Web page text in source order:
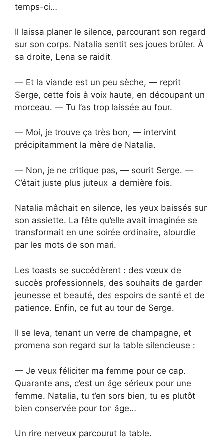
temps-ci…
Il laissa planer le silence, parcourant son regard
sur son corps. Natalia sentit ses joues brûler. À
sa droite, Lena se raidit.
— Et la viande est un peu sèche, — reprit
Serge, cette fois à voix haute, en découpant un
morceau. — Tu l’as trop laissée au four.
— Moi, je trouve ça très bon, — intervint
précipitamment la mère de Natalia.
— Non, je ne critique pas, — sourit Serge. —
C’était juste plus juteux la dernière fois.
Natalia mâchait en silence, les yeux baissés sur
son assiette. La fête qu’elle avait imaginée se
transformait en une soirée ordinaire, alourdie
par les mots de son mari.
Les toasts se succédèrent : des vœux de
succès professionnels, des souhaits de garder
jeunesse et beauté, des espoirs de santé et de
patience. Enfin, ce fut au tour de Serge.
Il se leva, tenant un verre de champagne, et
promena son regard sur la table silencieuse :
— Je veux féliciter ma femme pour ce cap.
Quarante ans, c’est un âge sérieux pour une
femme. Natalia, tu t’en sors bien, tu es plutôt
bien conservée pour ton âge…
Un rire nerveux parcourut la table.